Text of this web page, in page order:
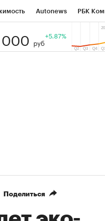
Autonews РБК
Тренды
руб
+5.87%
Поделиться